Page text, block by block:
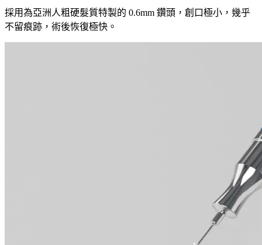
採用為亞洲人粗硬髮質特製的 0.6mm 鑽頭，創口極小，幾乎
不留痕跡，術後恢復極快。